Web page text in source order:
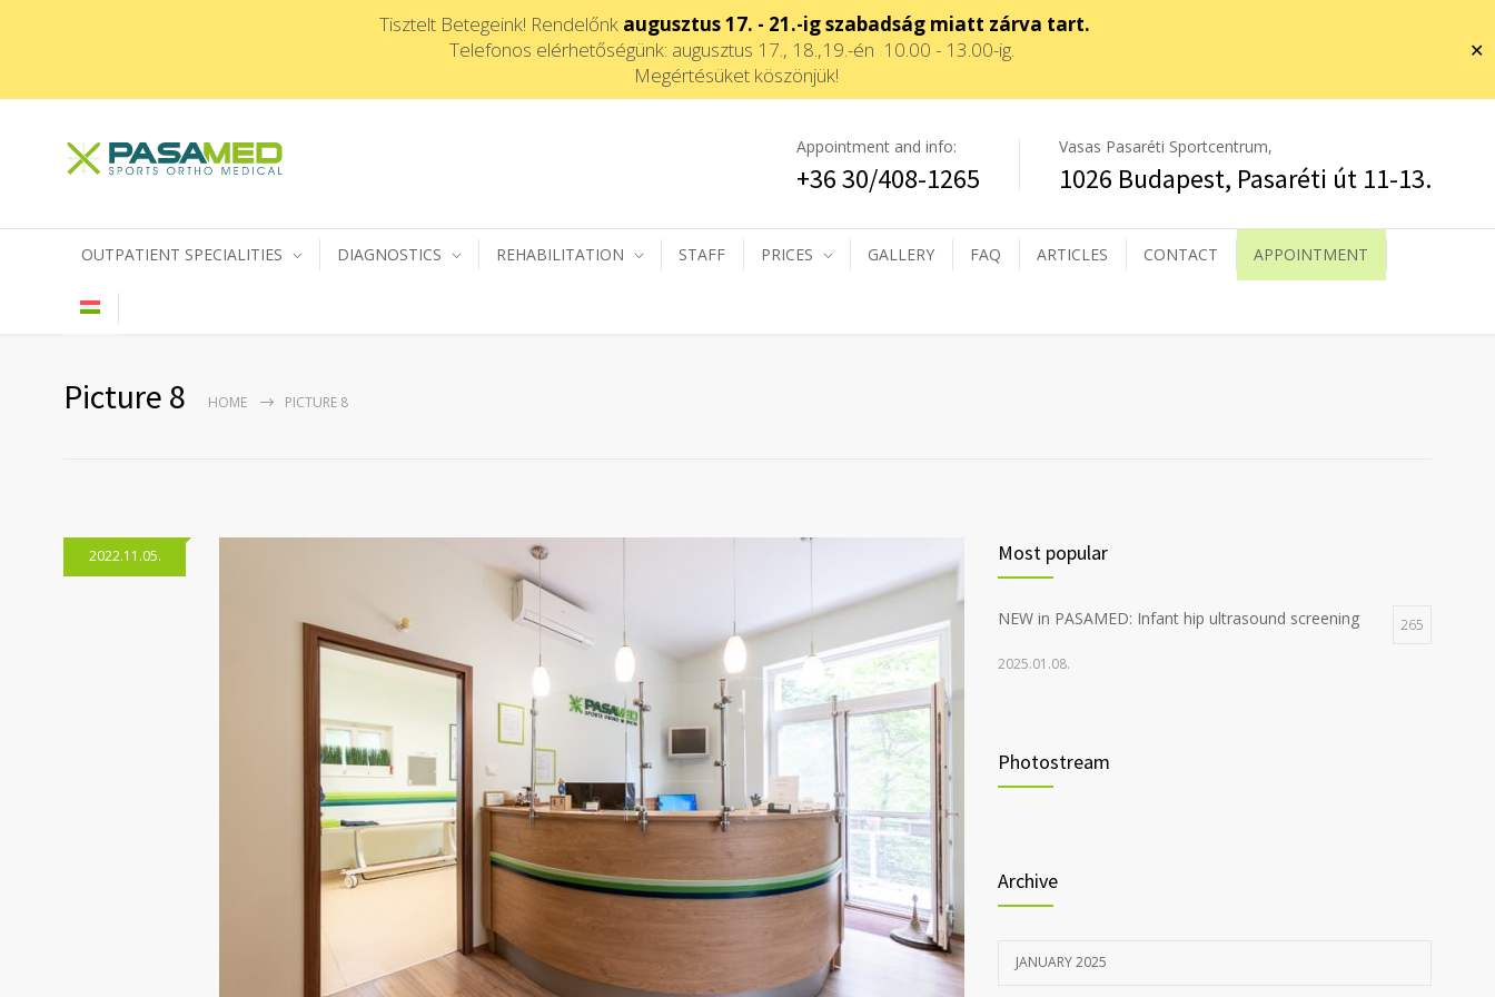
Tisztelt Betegeink! Rendelőnk augusztus 17. - 21.-ig szabadság miatt zárva tart.
Telefonos elérhetőségünk: augusztus 17., 18.,19.-én 10.00 - 13.00-ig.
Megértésüket köszönjük!
✕
Appointment and info:
+36 30/408-1265
Vasas Pasaréti Sportcentrum,
1026 Budapest, Pasaréti út 11-13.
OUTPATIENT SPECIALITIES DIAGNOSTICS REHABILITATION STAFF PRICES GALLERY FAQ ARTICLES CONTACT APPOINTMENT
Picture 8 HOME PICTURE 8
2022.11.05. Most popular
NEW in PASAMED: Infant hip ultrasound screening 265
2025.01.08.
Photostream
Archive
JANUARY 2025